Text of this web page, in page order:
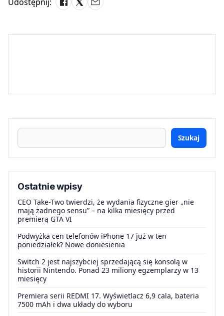
Szukaj
Ostatnie wpisy
CEO Take-Two twierdzi, że wydania fizyczne gier „nie
mają żadnego sensu” – na kilka miesięcy przed
premierą GTA VI
Podwyżka cen telefonów iPhone 17 już w ten
poniedziałek? Nowe doniesienia
Switch 2 jest najszybciej sprzedającą się konsolą w
historii Nintendo. Ponad 23 miliony egzemplarzy w 13
miesięcy
Premiera serii REDMI 17. Wyświetlacz 6,9 cala, bateria
7500 mAh i dwa układy do wyboru